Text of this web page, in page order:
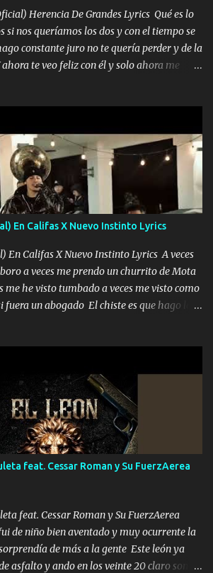
con otra yo quiero llevarte a la Luna y si
te pido que seas mi esposa Chingada
de tenerte no ayuda la p'uta loquera y al
de ti dependiente la pinche tristeza me
que nunca saldras de mi mente Ella era
Herencia De Grandes Lyrics Qué es lo
si nos queríamos los dos y con el tiempo se
constante juro no te quería perder y de la
te veo feliz con él y solo ahora me
me perderé en la soledad Porque me
fui el final feliz el final fue triste pa mí Y
que moría por ti yo y la luna
embriagamos Quién sabe qué será de mí si
lo mejor no lloró pero muy en el fondo te
En Califas X Nuevo Instinto Lyrics
En Califas X Nuevo Instinto Lyrics A veces
a veces me prendo un churrito de Mota
me he visto tumbado a veces me visto como
fuera un abogado El chiste es que hago lo
subir de level trucha mis plebes Música
sombrero a veces me ven la cachucha de lado
en alto A veces me fajó una super o a veces
armado todas las generaciones yo
hago lo que quiero pues así soy me mandó
yo les paro el dedo soy hocicon un
Que Les importa no saben nada falsas
hay gente corriente no quieren ve...
feat. Cessar Roman y Su FuerzAerea
feat. Cessar Roman y Su FuerzAerea
de niño bien aventado y muy ocurrente la
de más a la gente Este león ya
asfalto y ando en los veinte 20 claro son